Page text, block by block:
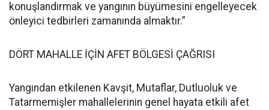
konuşlandırmak ve yangının büyümesini engelleyecek
önleyici tedbirleri zamanında almaktır.”
DÖRT MAHALLE İÇİN AFET BÖLGESİ ÇAĞRISI
Yangından etkilenen Kavşit, Mutaflar, Dutluoluk ve
Tatarmemişler mahallelerinin genel hayata etkili afet